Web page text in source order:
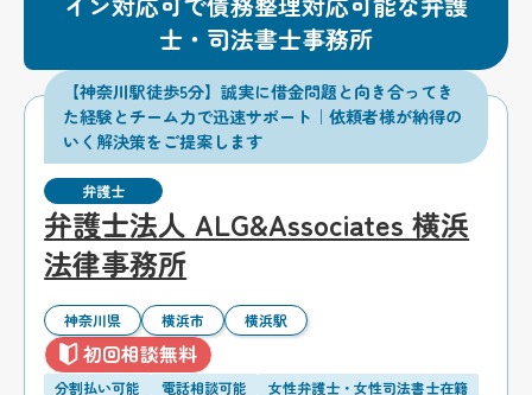
士・司法書士事務所
【神奈川駅徒歩5分】誠実に借金問題と向き合ってき
た経験とチーム力で迅速サポート｜依頼者様が納得の
いく解決策をご提案します
弁護士
弁護士法人 ALG&Associates 横浜
法律事務所
神奈川県 横浜市 横浜駅
初回相談無料
分割払い可能 電話相談可能
女性弁護士・女性司法書士在籍